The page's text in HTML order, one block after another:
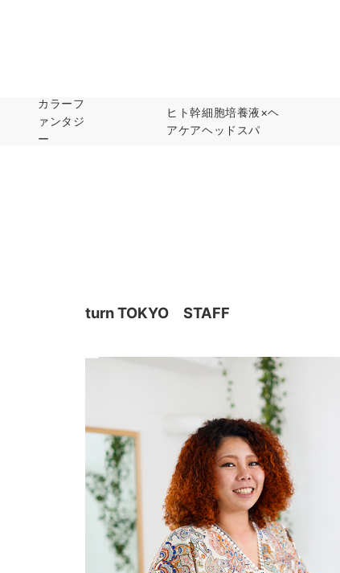
カラーフ
ァンタジ
ー
ヒト幹細胞培養液×ヘ
アケアヘッドスパ
turn TOKYO STAFF